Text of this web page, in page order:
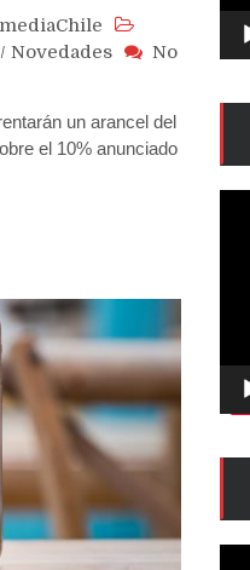
/ Novedades
No
un arancel del
el 10% anunciado